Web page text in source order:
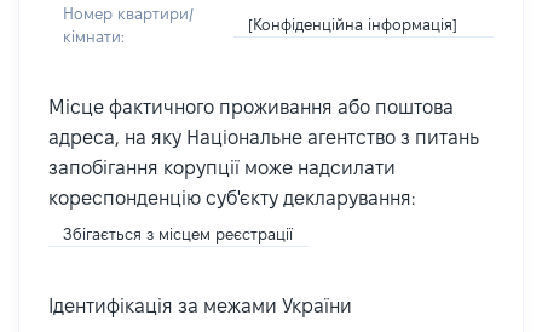
Номер квартири/
кімнати:
[Конфіденційна інформація]
Місце фактичного проживання або поштова
адреса, на яку Національне агентство з питань
запобігання корупції може надсилати
кореспонденцію суб'єкту декларування:
Збігається з місцем реєстрації
Ідентифікація за межами України